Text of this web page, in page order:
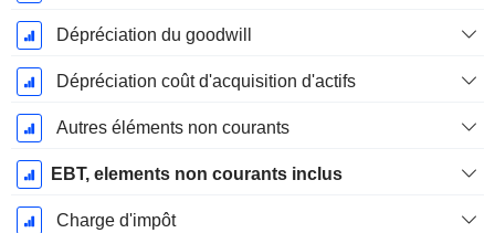
Dépréciation du goodwill
Dépréciation coût d'acquisition d'actifs
Autres éléments non courants
EBT, elements non courants inclus
Charge d'impôt